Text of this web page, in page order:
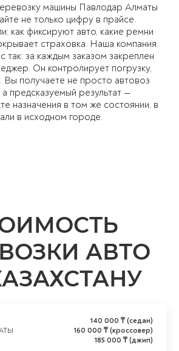
машины Павлодар Алматы
не только цифру в прайсе.
как фиксируют авто, какие ремни
страховка. Наша компания
так: за каждым заказом закреплен
Он контролирует погрузку,
Вы получаете не просто автовоз
предсказуемый результат —
назначения в том же состоянии, в
в исходном городе.
АВТО
140 000 ₸ (седан)
160 000 ₸ (кроссовер)
185 000 ₸ (джип)